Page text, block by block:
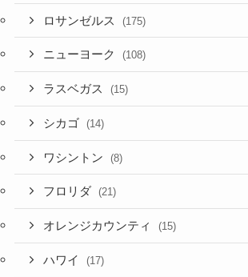
ロサンゼルス (175)
ニューヨーク (108)
ラスベガス (15)
シカゴ (14)
ワシントン (8)
フロリダ (21)
オレンジカウンティ (15)
ハワイ (17)